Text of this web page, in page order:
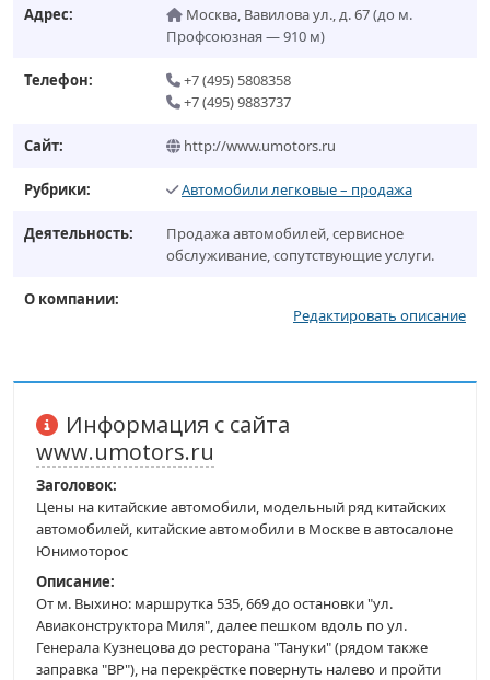
Адрес: Москва, Вавилова ул., д. 67(до м.
Профсоюзная — 910 м)
Телефон:
+7 (495) 5808358
+7 (495) 9883737
Сайт: http://www.umotors.ru
Рубрики: Автомобили легковые – продажа
Деятельность:
Продажа автомобилей, сервисное
обслуживание, сопутствующие услуги.
О компании:
Редактировать описание
Информация с сайта
www.umotors.ru
Заголовок:
Цены на китайские автомобили, модельный ряд китайских
автомобилей, китайские автомобили в Москве в автосалоне
Юнимоторос
Описание:
От м. Выхино: маршрутка 535, 669 до остановки "ул.
Авиаконструктора Миля", далее пешком вдоль по ул.
Генерала Кузнецова до ресторана "Тануки" (рядом также
заправка "BP"), на перекрёстке повернуть налево и пройти